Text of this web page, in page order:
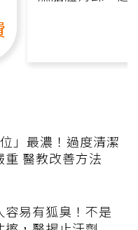
」最濃！過度清潔
反讓問題更嚴重 醫教改善方法
容易有狐臭！不是